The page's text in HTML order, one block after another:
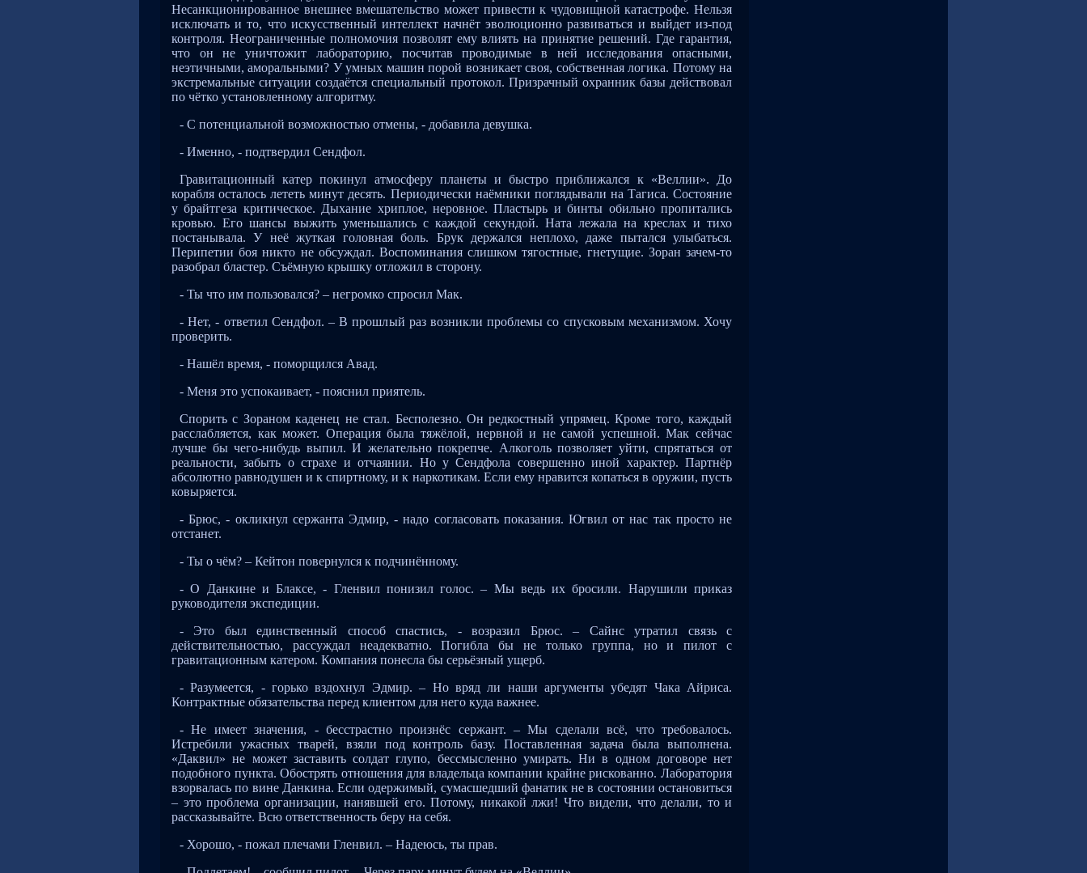
Несанкционированное внешнее вмешательство может привести к чудовищной катастрофе. Нельзя
исключать и то, что искусственный интеллект начнёт эволюционно развиваться и выйдет из-под
контроля. Неограниченные полномочия позволят ему влиять на принятие решений. Где гарантия,
что он не уничтожит лабораторию, посчитав проводимые в ней исследования опасными,
неэтичными, аморальными? У умных машин порой возникает своя, собственная логика. Потому на
экстремальные ситуации создаётся специальный протокол. Призрачный охранник базы действовал
по чётко установленному алгоритму.
- С потенциальной возможностью отмены, - добавила девушка.
- Именно, - подтвердил Сендфол.
Гравитационный катер покинул атмосферу планеты и быстро приближался к «Веллии». До
корабля осталось лететь минут десять. Периодически наёмники поглядывали на Тагиса. Состояние
у брайтгеза критическое. Дыхание хриплое, неровное. Пластырь и бинты обильно пропитались
кровью. Его шансы выжить уменьшались с каждой секундой. Ната лежала на креслах и тихо
постанывала. У неё жуткая головная боль. Брук держался неплохо, даже пытался улыбаться.
Перипетии боя никто не обсуждал. Воспоминания слишком тягостные, гнетущие. Зоран зачем-то
разобрал бластер. Съёмную крышку отложил в сторону.
- Ты что им пользовался? – негромко спросил Мак.
- Нет, - ответил Сендфол. – В прошлый раз возникли проблемы со спусковым механизмом. Хочу
проверить.
- Нашёл время, - поморщился Авад.
- Меня это успокаивает, - пояснил приятель.
Спорить с Зораном каденец не стал. Бесполезно. Он редкостный упрямец. Кроме того, каждый
расслабляется, как может. Операция была тяжёлой, нервной и не самой успешной. Мак сейчас
лучше бы чего-нибудь выпил. И желательно покрепче. Алкоголь позволяет уйти, спрятаться от
реальности, забыть о страхе и отчаянии. Но у Сендфола совершенно иной характер. Партнёр
абсолютно равнодушен и к спиртному, и к наркотикам. Если ему нравится копаться в оружии, пусть
ковыряется.
- Брюс, - окликнул сержанта Эдмир, - надо согласовать показания. Югвил от нас так просто не
отстанет.
- Ты о чём? – Кейтон повернулся к подчинённому.
- О Данкине и Блаксе, - Гленвил понизил голос. – Мы ведь их бросили. Нарушили приказ
руководителя экспедиции.
- Это был единственный способ спастись, - возразил Брюс. – Сайнс утратил связь с
действительностью, рассуждал неадекватно. Погибла бы не только группа, но и пилот с
гравитационным катером. Компания понесла бы серьёзный ущерб.
- Разумеется, - горько вздохнул Эдмир. – Но вряд ли наши аргументы убедят Чака Айриса.
Контрактные обязательства перед клиентом для него куда важнее.
- Не имеет значения, - бесстрастно произнёс сержант. – Мы сделали всё, что требовалось.
Истребили ужасных тварей, взяли под контроль базу. Поставленная задача была выполнена.
«Даквил» не может заставить солдат глупо, бессмысленно умирать. Ни в одном договоре нет
подобного пункта. Обострять отношения для владельца компании крайне рискованно. Лаборатория
взорвалась по вине Данкина. Если одержимый, сумасшедший фанатик не в состоянии остановиться
– это проблема организации, нанявшей его. Потому, никакой лжи! Что видели, что делали, то и
рассказывайте. Всю ответственность беру на себя.
- Хорошо, - пожал плечами Гленвил. – Надеюсь, ты прав.